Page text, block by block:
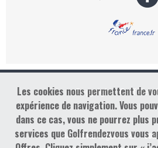
Copyright : Golf
Mentions légales &
Les cookies nous permettent de
expérience de navigation. Vous
dans ce cas, vous ne pourrez plus
services que Golfrendezvous vous